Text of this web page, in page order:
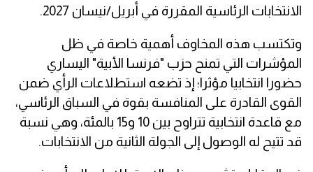
الانتخابات الرئاسية المقررة في أبريل/نيسان 2027.
وتكتسب هذه المخاوف أهمية خاصة في ظل
المؤشرات التي تمنح حزب "فرنسا الأبية" اليساري
حضورا انتخابيا مؤثرا؛ إذ تضعه استطلاعات الرأي ضمن
القوى القادرة على المنافسة بقوة في السباق الرئاسي،
مع قاعدة انتخابية تتراوح بين 10 و15 بالمئة، وهي نسبة
قد تتيح له الوصول إلى الجولة الثانية من الانتخابات.